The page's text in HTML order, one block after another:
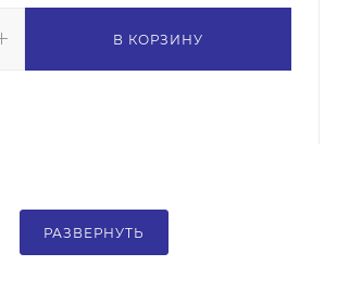
В КОРЗИНУ
РАЗВЕРНУТЬ